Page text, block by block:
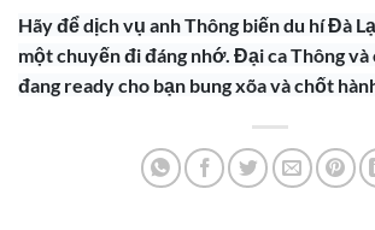
Hãy để dịch vụ anh Thông biến du hí Đà
một chuyến đi đáng nhớ. Đại ca Thông và
đang ready cho bạn bung xõa và chốt